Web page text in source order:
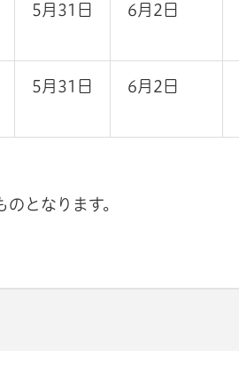
5月31日 6月2日
5月31日 6月2日
となります。